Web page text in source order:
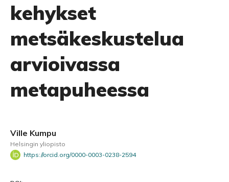
kehykset
metsäkeskustelua
arvioivassa
metapuheessa
Ville Kumpu
Helsingin yliopisto
https://orcid.org/0000-0003-0238-2594